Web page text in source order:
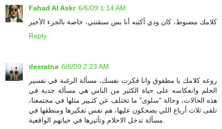
Fahad Al Askr 6/6/09 1:14 AM
كلامك مضبوط، كان ودي أكتبه أنا بس سبقتني، خاصة بالجزء الأخير
Reply
deeratna 6/6/09 2:23 AM
روعه كلامك يا مطقوق وانا فكرت نفسك، مسألة الرغبة في تفسير
الحلم وانعكاسه على حياة الكثير من الناس هي مسألة جدية في
هذه الحالات، وحالة "سلوى" ما تختلف عن كثـيير مثلها في مجتمعنا،
تلقى ثلاث أرباع اللي يضحكون عليها، هم نفس تفكيرها ومنطقها في